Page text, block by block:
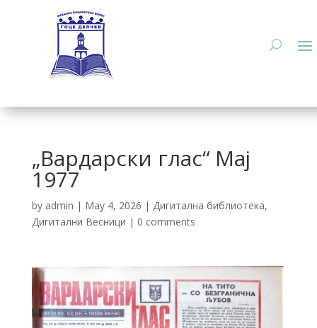
„Вардарски глас“ Мај
1977
by admin | May 4, 2026 | Дигитална библиотека,
Дигитални Весници | 0 comments